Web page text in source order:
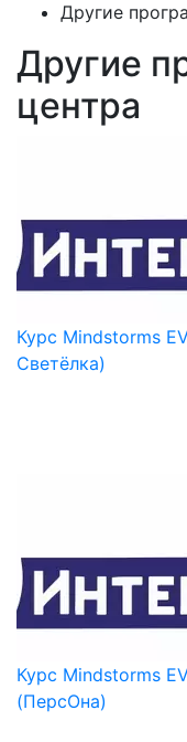
Другие
Другие
центра
Курс Mindstorms
Светёлка)
Курс Mindstorms
(ПерсОна)